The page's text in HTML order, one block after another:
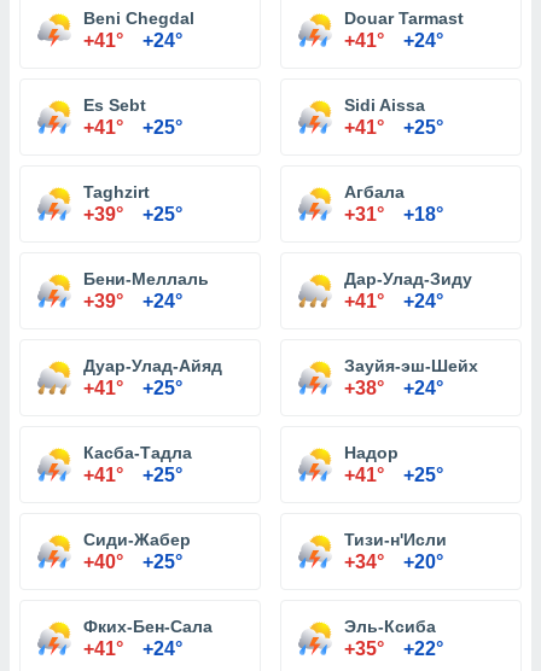
Beni Chegdal
+41° +24°
Douar Tarmast
+41° +24°
Es Sebt
+41° +25°
Sidi Aissa
+41° +25°
Taghzirt
+39° +25°
Агбала
+31° +18°
Бени-Меллаль
+39° +24°
Дар-Улад-Зиду
+41° +24°
Дуар-Улад-Айяд
+41° +25°
Зауйя-эш-Шейх
+38° +24°
Касба-Тадла
+41° +25°
Надор
+41° +25°
Сиди-Жабер
+40° +25°
Тизи-н'Исли
+34° +20°
Фких-Бен-Сала
+41° +24°
Эль-Ксиба
+35° +22°